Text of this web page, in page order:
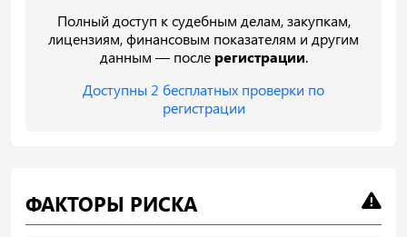
Полный доступ к судебным делам, закупкам,
лицензиям, финансовым показателям и другим
данным — после регистрации.
Доступны 2 бесплатных проверки по
регистрации
ФАКТОРЫ РИСКА